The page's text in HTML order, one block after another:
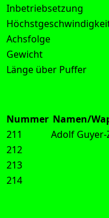
Inbetriebsetzung
Achsfolge
Gewicht
Länge über Puffer
Nummer Namen/
211
Adolf
212
213
214